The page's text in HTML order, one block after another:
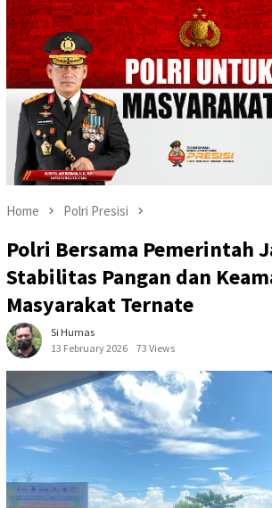
Home Polri Presisi
Polri Bersama Pemerintah
Stabilitas Pangan dan
Masyarakat Ternate
Si Humas
13 February 2026
73 Views